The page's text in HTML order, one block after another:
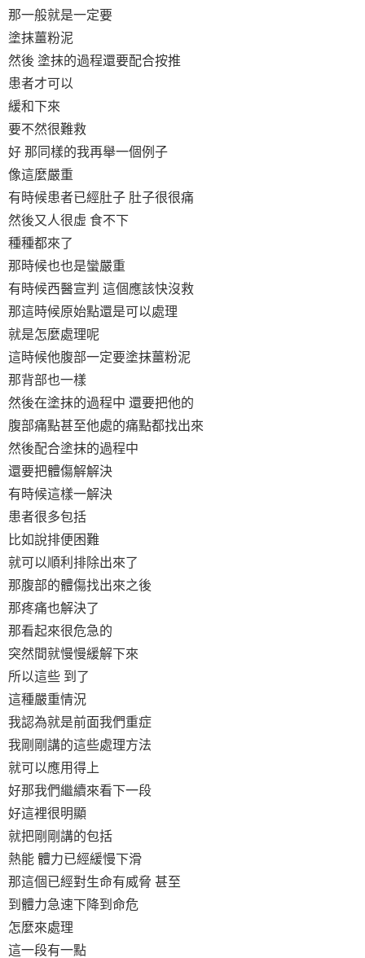
那一般就是一定要
塗抹薑粉泥
然後 塗抹的過程還要配合按推
患者才可以
緩和下來
要不然很難救
好 那同樣的我再舉一個例子
像這麼嚴重
有時候患者已經肚子 肚子很很痛
然後又人很虛 食不下
種種都來了
那時候也也是蠻嚴重
有時候西醫宣判 這個應該快沒救
那這時候原始點還是可以處理
就是怎麼處理呢
這時候他腹部一定要塗抹薑粉泥
那背部也一樣
然後在塗抹的過程中 還要把他的
腹部痛點甚至他處的痛點都找出來
然後配合塗抹的過程中
還要把體傷解解決
有時候這樣一解決
患者很多包括
比如說排便困難
就可以順利排除出來了
那腹部的體傷找出來之後
那疼痛也解決了
那看起來很危急的
突然間就慢慢緩解下來
所以這些 到了
這種嚴重情況
我認為就是前面我們重症
我剛剛講的這些處理方法
就可以應用得上
好那我們繼續來看下一段
好這裡很明顯
就把剛剛講的包括
熱能 體力已經緩慢下滑
那這個已經對生命有威脅 甚至
到體力急速下降到命危
怎麼來處理
這一段有一點